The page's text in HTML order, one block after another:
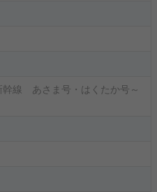
幹線 あさま号・はくたか号～